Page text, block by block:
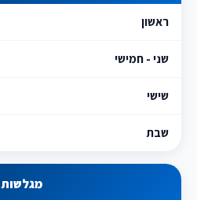
ראשון
שני - חמישי
שישי
שבת
מגלשות